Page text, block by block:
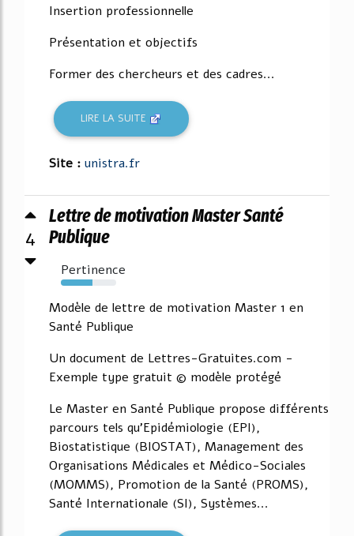
Insertion professionnelle
Présentation et objectifs
Former des chercheurs et des cadres...
LIRE LA SUITE
Site : unistra.fr
4
Lettre de motivation Master Santé
Publique
Pertinence
57%
Modèle de lettre de motivation Master 1 en
Santé Publique
Un document de Lettres-Gratuites.com -
Exemple type gratuit © modèle protégé
Le Master en Santé Publique propose différents
parcours tels qu'Epidémiologie (EPI),
Biostatistique (BIOSTAT), Management des
Organisations Médicales et Médico-Sociales
(MOMMS), Promotion de la Santé (PROMS),
Santé Internationale (SI), Systèmes...